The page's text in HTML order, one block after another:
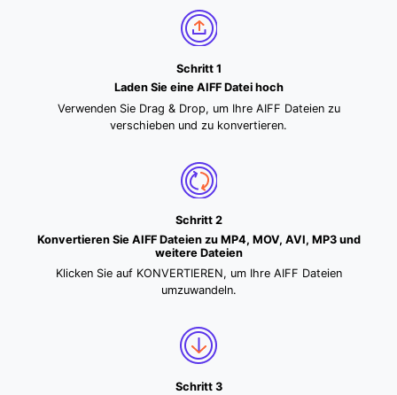
Schritt 1
Laden Sie eine AIFF Datei hoch
Verwenden Sie Drag & Drop, um Ihre AIFF Dateien zu
verschieben und zu konvertieren.
Schritt 2
Konvertieren Sie AIFF Dateien zu MP4, MOV, AVI, MP3 und
weitere Dateien
Klicken Sie auf KONVERTIEREN, um Ihre AIFF Dateien
umzuwandeln.
Schritt 3